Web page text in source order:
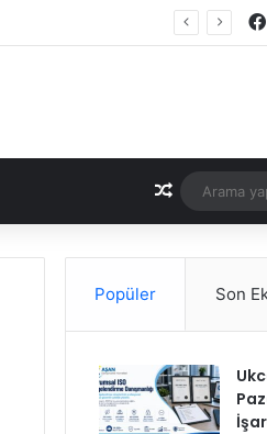
Rastgele
Popüler Son